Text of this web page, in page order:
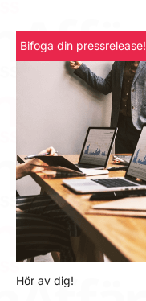
Bifoga din pressrelease!
Hör av dig!